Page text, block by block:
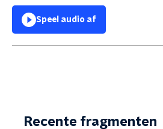
Speel audio af
Recente fragmenten